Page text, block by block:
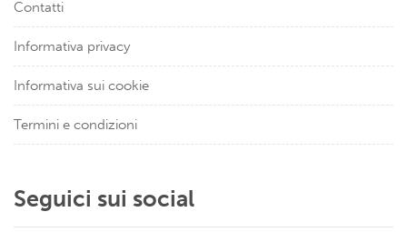
Contatti
Informativa privacy
Informativa sui cookie
Termini e condizioni
Seguici sui social